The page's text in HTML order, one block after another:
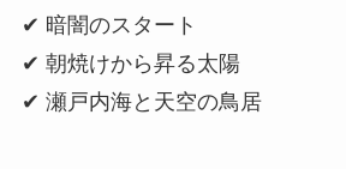
✔ 暗闇のスタート
✔ 朝焼けから昇る太陽
✔ 瀬戸内海と天空の鳥居